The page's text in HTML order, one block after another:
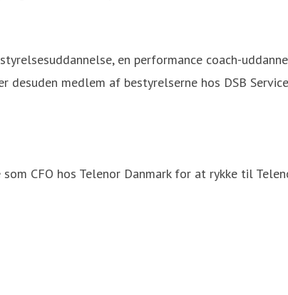
en performance coach-
desuden medlem af bestyrelserne hos DSB
CFO hos Telenor Danmark for at rykke til